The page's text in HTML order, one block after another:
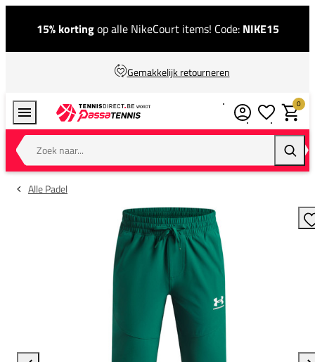
15% kortingop alle NikeCourt items! Code: NIKE15
Gemakkelijk retourneren
Zoek naar...
0
Alle Padel